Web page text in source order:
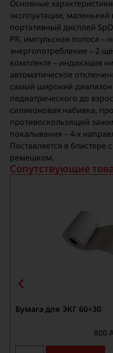
Основные
эксплуатации, маленький
портативный дисплей
PR, импульсная полоса –
энергопотребление – 2
комплекте – индикация
автоматическое
самый широкий
педиатрического до
силиконовая набивка,
противоскользящий
покалывания – 4-х
Поставляется в блистере
ремешком.
Сопутствующие
Бумага для ЭКГ 60×30
800